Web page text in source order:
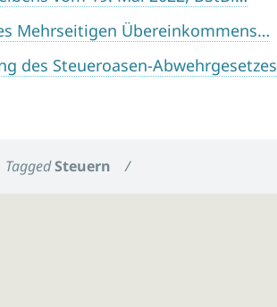
Mehrseitigen Übereinkommens…
des Steueroasen-Abwehrgesetzes
TaggedSteuern /